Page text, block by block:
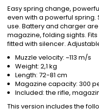
Easy spring change,
even with a powerful
use. Battery and charger
magazine, folding sights.
fitted with silencer.
Muzzle velocity: ~113 m/s
Weight: 2,1 kg
Length: 72-81 cm
Magazine capacity: 300
Included: the rifle,
This version includes the